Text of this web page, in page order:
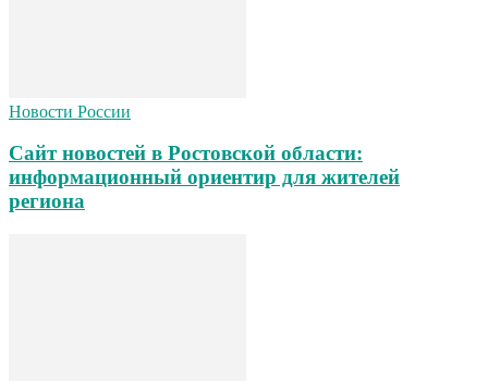
Новости России
Сайт новостей в Ростовской области:
информационный ориентир для жителей
региона